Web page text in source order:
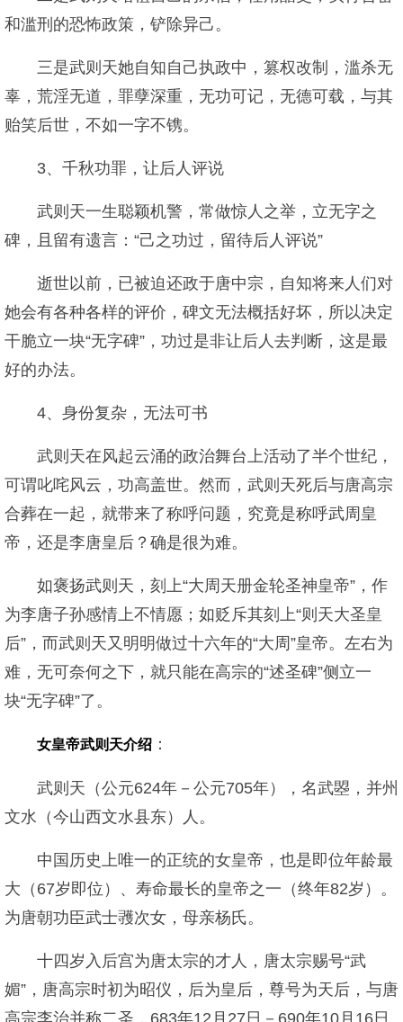
和滥刑的恐怖政策，铲除异己。
三是武则天她自知自己执政中，篡权改制，滥杀无
辜，荒淫无道，罪孽深重，无功可记，无德可载，与其
贻笑后世，不如一字不镌。
3、千秋功罪，让后人评说
武则天一生聪颖机警，常做惊人之举，立无字之
碑，且留有遗言：“己之功过，留待后人评说”
逝世以前，已被迫还政于唐中宗，自知将来人们对
她会有各种各样的评价，碑文无法概括好坏，所以决定
干脆立一块“无字碑”，功过是非让后人去判断，这是最
好的办法。
4、身份复杂，无法可书
武则天在风起云涌的政治舞台上活动了半个世纪，
可谓叱咤风云，功高盖世。然而，武则天死后与唐高宗
合葬在一起，就带来了称呼问题，究竟是称呼武周皇
帝，还是李唐皇后？确是很为难。
如褒扬武则天，刻上“大周天册金轮圣神皇帝”，作
为李唐子孙感情上不情愿；如贬斥其刻上“则天大圣皇
后”，而武则天又明明做过十六年的“大周”皇帝。左右为
难，无可奈何之下，就只能在高宗的“述圣碑”侧立一
块“无字碑”了。
女皇帝武则天介绍 ：
武则天（公元624年－公元705年），名武曌，并州
文水（今山西文水县东）人。
中国历史上唯一的正统的女皇帝，也是即位年龄最
大（67岁即位）、寿命最长的皇帝之一（终年82岁）。
为唐朝功臣武士彟次女，母亲杨氏。
十四岁入后宫为唐太宗的才人，唐太宗赐号“武
媚”，唐高宗时初为昭仪，后为皇后，尊号为天后，与唐
高宗李治并称二圣，683年12月27日－690年10月16日